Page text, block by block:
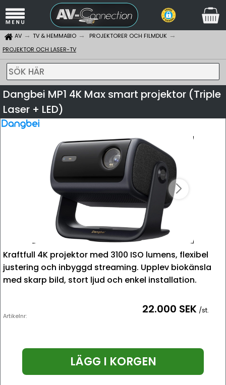
AV TV & HEMMABIO
PROJEKTORER OCH FILMDUK
PROJEKTOR OCH LASER-TV
SÖK HÄR
Dangbei MP1 4K Max smart projektor (Triple
Laser + LED)
Kraftfull 4K projektor med 3100 ISO lumens, flexibel
justering och inbyggd streaming. Upplev biokänsla
med skarp bild, stort ljud och enkel installation.
Artikelnr: 22.000 SEK /st.
LÄGG I KORGEN